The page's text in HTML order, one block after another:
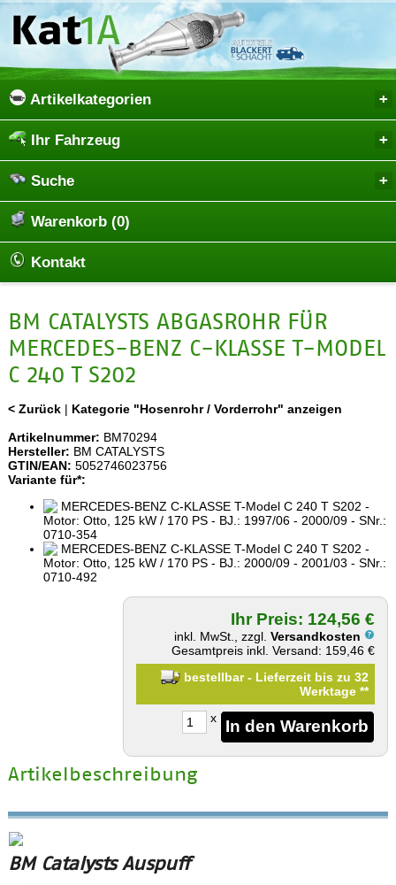
Artikelkategorien
Ihr Fahrzeug
Suche
Warenkorb (0)
Kontakt
BM CATALYSTS ABGASROHR FÜR
MERCEDES-BENZ C-KLASSE T-MODEL
C 240 T S202
< Zurück| Kategorie "Hosenrohr / Vorderrohr" anzeigen
Artikelnummer: BM70294
Hersteller: BM CATALYSTS
GTIN/EAN: 5052746023756
Variante für*:
MERCEDES-BENZ C-KLASSE T-Model C 240 T S202 -
Motor: Otto, 125 kW / 170 PS - BJ.: 1997/06 - 2000/09 - SNr.:
0710-354
MERCEDES-BENZ C-KLASSE T-Model C 240 T S202 -
Motor: Otto, 125 kW / 170 PS - BJ.: 2000/09 - 2001/03 - SNr.:
0710-492
Ihr Preis: 124,56 €
inkl. MwSt., zzgl.Versandkosten
Gesamtpreis inkl. Versand: 159,46 €
bestellbar - Lieferzeit bis zu 32
Werktage**
x
Artikelbeschreibung
BM Catalysts Auspuff